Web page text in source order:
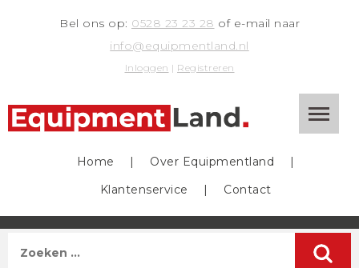
Bel ons op: 0528 23 23 28 of e-mail naar
info@equipmentland.nl
Inloggen | Registreren
Home | Over Equipmentland
|
Klantenservice
| Contact